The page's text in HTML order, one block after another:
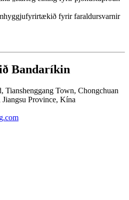
fyrir faraldursvarnir
Bandaríkin
Tianshenggang Town, Chongchuan
Province, Kína